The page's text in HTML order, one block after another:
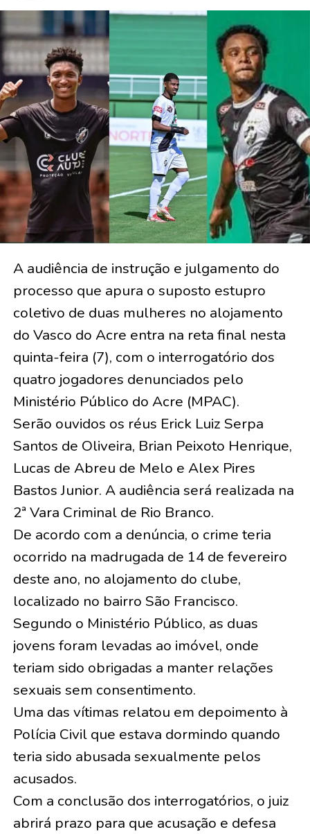
A audiência de instrução e julgamento do
processo que apura o suposto estupro
coletivo de duas mulheres no alojamento
do Vasco do Acre entra na reta final nesta
quinta-feira (7), com o interrogatório dos
quatro jogadores denunciados pelo
Ministério Público do Acre (MPAC).
Serão ouvidos os réus Erick Luiz Serpa
Santos de Oliveira, Brian Peixoto Henrique,
Lucas de Abreu de Melo e Alex Pires
Bastos Junior. A audiência será realizada na
2ª Vara Criminal de Rio Branco.
De acordo com a denúncia, o crime teria
ocorrido na madrugada de 14 de fevereiro
deste ano, no alojamento do clube,
localizado no bairro São Francisco.
Segundo o Ministério Público, as duas
jovens foram levadas ao imóvel, onde
teriam sido obrigadas a manter relações
sexuais sem consentimento.
Uma das vítimas relatou em depoimento à
Polícia Civil que estava dormindo quando
teria sido abusada sexualmente pelos
acusados.
Com a conclusão dos interrogatórios, o juiz
abrirá prazo para que acusação e defesa